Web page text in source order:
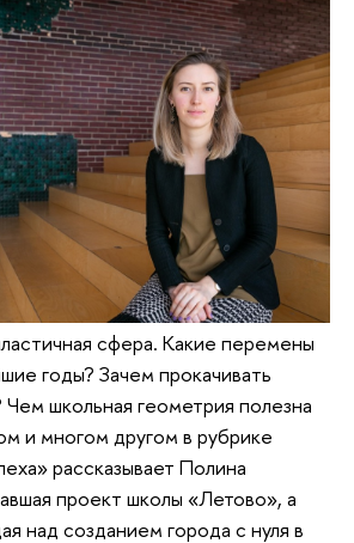
сфера. Какие перемены
годы? Зачем прокачивать
школьная геометрия полезна
и многом другом в рубрике
рассказывает Полина
проект школы «Летово», а
над созданием города с нуля в